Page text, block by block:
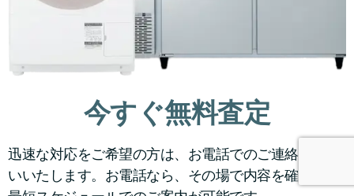
今すぐ無料査定
迅速な対応をご希望の方は、お電話でのご連絡をお願
いいたします。お電話なら、その場で内容を確認し、